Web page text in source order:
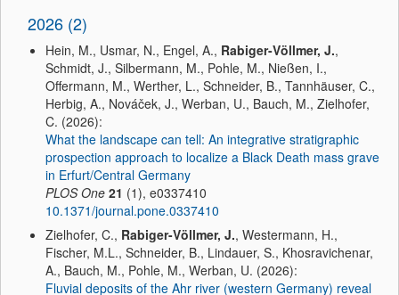
2026 (2)
Hein, M., Usmar, N., Engel, A., Rabiger-Völlmer, J.,
Schmidt, J., Silbermann, M., Pohle, M., Nießen, I.,
Offermann, M., Werther, L., Schneider, B., Tannhäuser, C.,
Herbig, A., Nováček, J., Werban, U., Bauch, M., Zielhofer,
C. (2026):
What the landscape can tell: An integrative stratigraphic
prospection approach to localize a Black Death mass grave
in Erfurt/Central Germany
PLOS One 21 (1), e0337410
10.1371/journal.pone.0337410
Zielhofer, C., Rabiger-Völlmer, J., Westermann, H.,
Fischer, M.L., Schneider, B., Lindauer, S., Khosravichenar,
A., Bauch, M., Pohle, M., Werban, U. (2026):
Fluvial deposits of the Ahr river (western Germany) reveal